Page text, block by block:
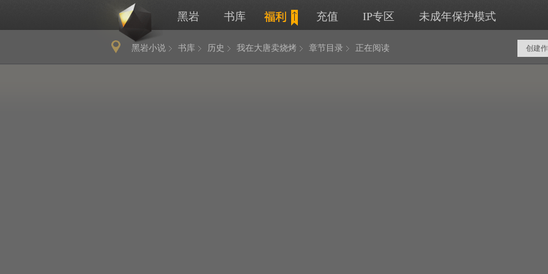
黑岩 书库 充值 IP专区 未成年保护模式
黑岩小说 书库 历史 我在大唐卖烧烤 章节目录 正在阅读 创建